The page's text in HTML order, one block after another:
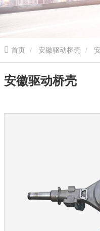
首页 安徽驱动桥壳
安徽驱动桥壳